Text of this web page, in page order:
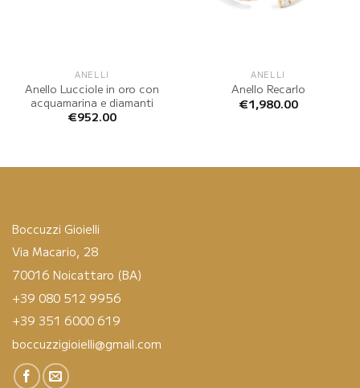
ANELLI
Anello Lucciole in oro con
acquamarina e diamanti
€952.00
ANELLI
Anello Recarlo
€1,980.00
Boccuzzi Gioielli
Via Macario, 28
70016 Noicattaro (BA)
+39 080 512 9956
+39 351 6000 619
boccuzzigioielli@gmail.com